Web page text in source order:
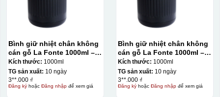
Bình giữ nhiệt chân không
cán gỗ La Fonte 1000ml –
011679
Kích thước: 1000ml
TG sản xuất: 10 ngày
3**.000 ₫
Đăng kýhoặc Đăng nhậpđể xem giá
Bình giữ nhiệt chân không
cán gỗ La Fonte 1000ml –
011679
Kích thước: 1000ml
TG sản xuất: 10 ngày
3**.000 ₫
Đăng kýhoặc Đăng nhậpđể xem giá